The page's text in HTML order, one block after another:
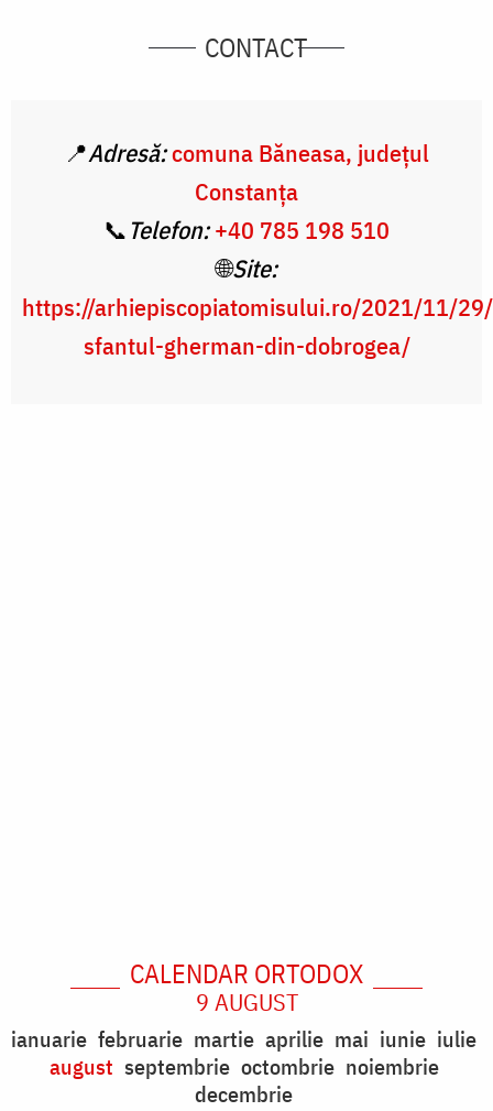
CONTACT
📍Adresă:comuna Băneasa, județul
Constanța
📞 Telefon: +40 785 198 510
🌐Site:
https://arhiepiscopiatomisului.ro/2021/11/
sfantul-gherman-din-dobrogea/
CALENDAR ORTODOX
9 AUGUST
ianuarie februarie martie aprilie mai iunie iulie
august septembrie octombrie noiembrie
decembrie